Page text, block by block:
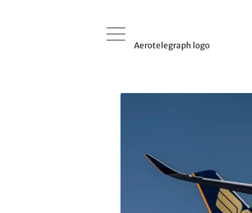
Aerotelegraph logo